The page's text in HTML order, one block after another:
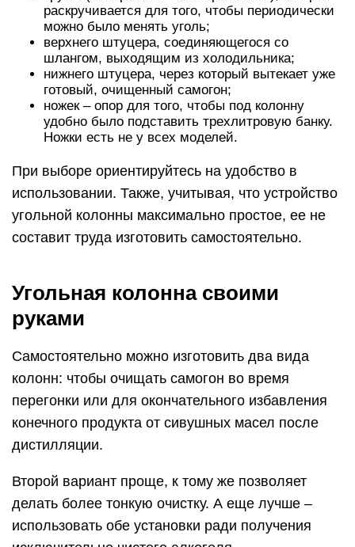
раскручивается для того, чтобы периодически
можно было менять уголь;
верхнего штуцера, соединяющегося со
шлангом, выходящим из холодильника;
нижнего штуцера, через который вытекает уже
готовый, очищенный самогон;
ножек – опор для того, чтобы под колонну
удобно было подставить трехлитровую банку.
Ножки есть не у всех моделей.
При выборе ориентируйтесь на удобство в
использовании. Также, учитывая, что устройство
угольной колонны максимально простое, ее не
составит труда изготовить самостоятельно.
Угольная колонна своими
руками
Самостоятельно можно изготовить два вида
колонн: чтобы очищать самогон во время
перегонки или для окончательного избавления
конечного продукта от сивушных масел после
дистилляции.
Второй вариант проще, к тому же позволяет
делать более тонкую очистку. А еще лучше –
использовать обе установки ради получения